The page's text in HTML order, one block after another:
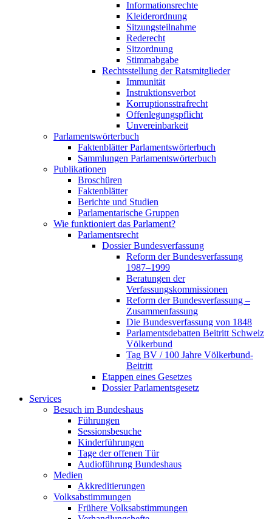
Informationsrechte
Kleiderordnung
Sitzungsteilnahme
Rederecht
Sitzordnung
Stimmabgabe
Rechtsstellung der Ratsmitglieder
Immunität
Instruktionsverbot
Korruptionsstrafrecht
Offenlegungspflicht
Unvereinbarkeit
Parlamentswörterbuch
Faktenblätter Parlamentswörterbuch
Sammlungen Parlamentswörterbuch
Publikationen
Broschüren
Faktenblätter
Berichte und Studien
Parlamentarische Gruppen
Wie funktioniert das Parlament?
Parlamentsrecht
Dossier Bundesverfassung
Reform der Bundesverfassung
1987–1999
Beratungen der
Verfassungskommissionen
Reform der Bundesverfassung –
Zusammenfassung
Die Bundesverfassung von 1848
Parlamentsdebatten Beitritt Schweiz
Völkerbund
Tag BV / 100 Jahre Völkerbund-
Beitritt
Etappen eines Gesetzes
Dossier Parlamentsgesetz
Services
Besuch im Bundeshaus
Führungen
Sessionsbesuche
Kinderführungen
Tage der offenen Tür
Audioführung Bundeshaus
Medien
Akkreditierungen
Volksabstimmungen
Frühere Volksabstimmungen